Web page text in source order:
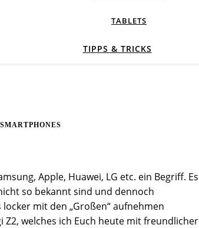
TABLETS
TIPPS & TRICKS
Apple, Huawei, LG etc. ein Begriff. Es
so bekannt sind und dennoch
mit den „Großen“ aufnehmen
Z2, welches ich Euch heute mit freundlicher